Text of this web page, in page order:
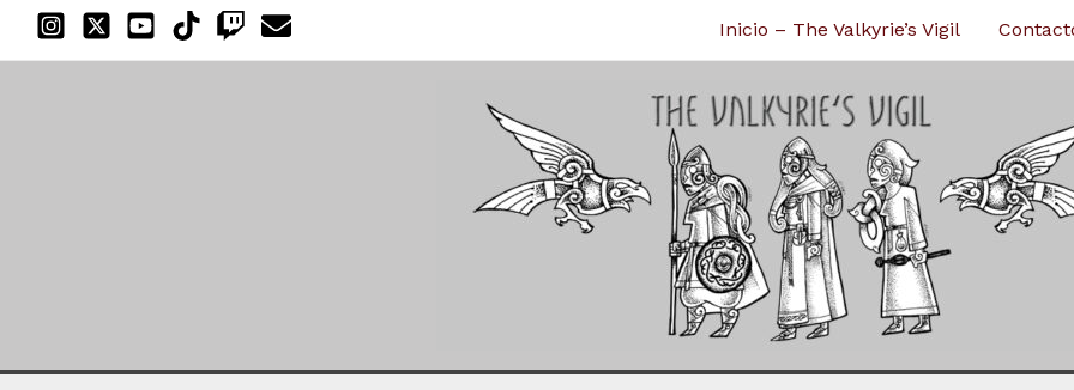
Inicio – The Valkyrie’s Vigil